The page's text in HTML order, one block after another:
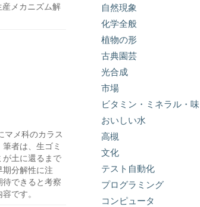
メカニズム解
マメ科のカラス
者は、生ゴミ
が土に還るまで
分解性に注
できると考察
です。
自然現象
化学全般
植物の形
古典園芸
光合成
市場
ビタミン・ミネラル・味
おいしい水
高槻
文化
テスト自動化
プログラミング
コンピュータ